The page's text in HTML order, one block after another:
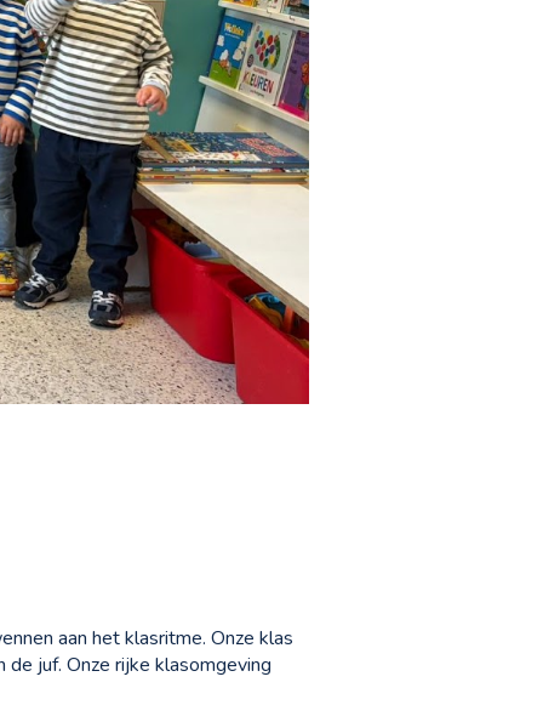
aan het klasritme. Onze klas
juf. Onze rijke klasomgeving